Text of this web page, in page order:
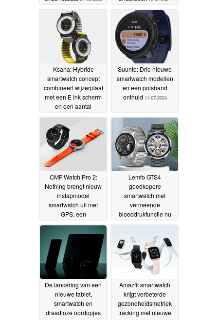
Ksana: Hybride
smartwatch concept
combineert wijzerplaat
met een E Ink scherm
en een aantal
sensoren, maar er is
één nadeel
Suunto: Drie nieuwe
smartwatch modellen
en een polsband
onthuld 11-07-2024
CMF Watch Pro 2:
Nothing brengt nieuw
instapmodel
smartwatch uit met
GPS, een
batterijlevensduur van
meer dan een maand
en een Xiaomi Watch
S3-achtig ontwerp
08-
07-2024
Lemfo GTS4
goedkopere
smartwatch met
vermeende
bloeddrukfunctie nu
beschikbaar08-07-2024
De lancering van een
nieuwe tablet,
smartwatch en
draadloze oordopjes
Amazfit smartwatch
krijgt verbeterde
gezondheidsmetriek
tracking met nieuwe